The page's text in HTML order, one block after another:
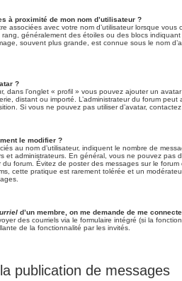
à proximité de mon nom d’utilisateur ?
associées avec votre nom d’utilisateur lorsque vous
rang, généralement des étoiles ou des blocs
souvent plus grande, est connue sous le nom
?
dans l’onglet « profil » vous pouvez ajouter un
distant ou importé. L’administrateur du forum
Si vous ne pouvez pas utiliser d’avatar,
le modifier ?
au nom d’utilisateur, indiquent le nombre de
et administrateurs. En général, vous ne pouvez pas
du forum. Évitez de poster des messages sur le
cette pratique est rarement tolérée et un
d’un membre, on me demande de me
des courriels via le formulaire intégré (si la
de la fonctionnalité par les invités.
publication de messages